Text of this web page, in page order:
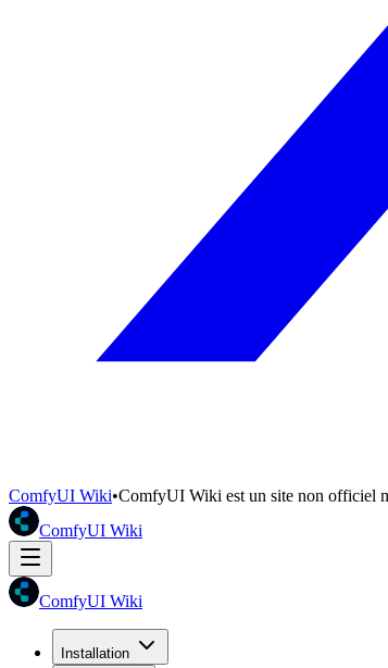
ComfyUI Wiki•ComfyUI Wiki est un site non officiel
ComfyUI Wiki
ComfyUI Wiki
Installation